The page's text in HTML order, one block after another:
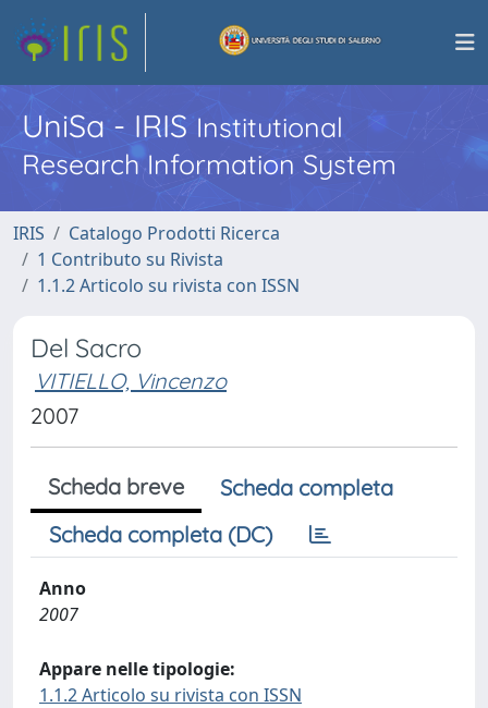
UniSa - IRISInstitutional
Research Information System
IRIS
Catalogo Prodotti Ricerca
1 Contributo su Rivista
1.1.2 Articolo su rivista con ISSN
Del Sacro
VITIELLO, Vincenzo
2007
Scheda breve
Scheda completa
Scheda completa (DC)
Anno
2007
Appare nelle tipologie:
1.1.2 Articolo su rivista con ISSN